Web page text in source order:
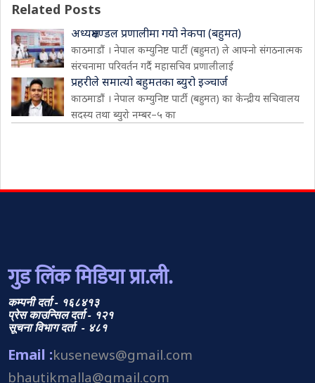
Related Posts
अध्यक्षमण्डल प्रणालीमा गयो नेकपा (बहुमत)
काठमाडौं । नेपाल कम्युनिष्ट पार्टी (बहुमत) ले आफ्नो संगठनात्मक
संरचनामा परिवर्तन गर्दै महासचिव प्रणालीलाई
प्रहरीले समात्यो बहुमतका ब्युरो इञ्चार्ज
काठमाडौं । नेपाल कम्युनिष्ट पार्टी (बहुमत) का केन्द्रीय सचिवालय
सदस्य तथा ब्युरो नम्बर–५ का
गुड लिंक मिडिया प्रा.ली.
कम्पनी दर्ता - १६८४१३
प्रेस काउन्सिल दर्ता - १२१
सूचना विभाग दर्ता - ४८१
Email :kusenews@gmail.com
bhautikmalla@gmail.com